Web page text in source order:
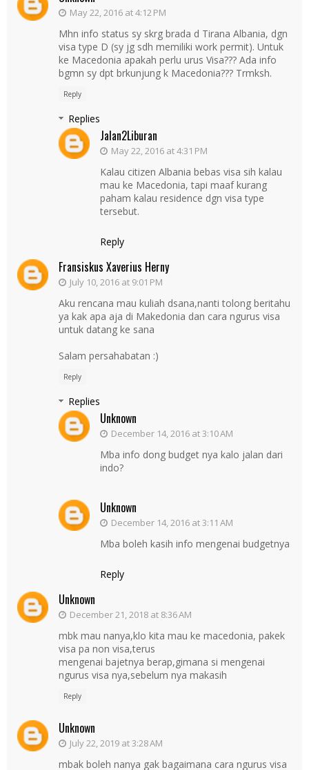
May 22, 2016 at 4:12 PM
Mhn info status sy skrg brada d Tirana Albania, dgn
visa type D (sy jg sdh memiliki work permit). Untuk
ke Macedonia apakah perlu urus Visa??? Ada info
bgmn sy dpt brkunjung k Macedonia??? Trmksh.
Reply
Replies
Jalan2Liburan
May 22, 2016 at 4:31 PM
Kalau citizen Albania bebas visa sih kalau
mau ke Macedonia, tapi maaf kurang
paham kalau residence dgn visa type
tersebut.
Reply
Fransiskus Xaverius Herny
July 10, 2016 at 9:01 PM
Aku rencana mau kuliah dsana,nanti tolong beritahu
ya kak apa aja di Makedonia dan cara ngurus visa
untuk datang ke sana
Salam persahabatan :)
Reply
Replies
Unknown
December 14, 2016 at 3:10 AM
Mba info dong budget nya kalo jalan dari
indo?
Unknown
December 14, 2016 at 3:11 AM
Mba boleh kasih info mengenai budgetnya
Reply
Unknown
December 21, 2018 at 8:36 AM
mbk mau nanya,klo kita mau ke macedonia, pakek
visa pa non visa,terus
mengenai bajetnya berap,gimana si mengenai
ngurus visa nya,sebelum nya makasih
Reply
Unknown
July 22, 2019 at 3:28 AM
mbak boleh nanya gak bagaimana cara ngurus visa